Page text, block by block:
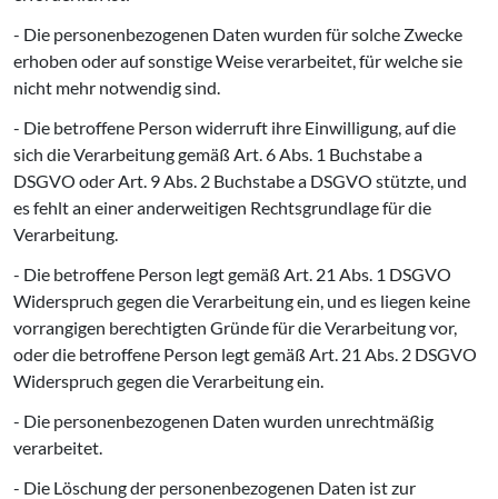
- Die personenbezogenen Daten wurden für solche Zwecke
erhoben oder auf sonstige Weise verarbeitet, für welche sie
nicht mehr notwendig sind.
- Die betroffene Person widerruft ihre Einwilligung, auf die
sich die Verarbeitung gemäß Art. 6 Abs. 1 Buchstabe a
DSGVO oder Art. 9 Abs. 2 Buchstabe a DSGVO stützte, und
es fehlt an einer anderweitigen Rechtsgrundlage für die
Verarbeitung.
- Die betroffene Person legt gemäß Art. 21 Abs. 1 DSGVO
Widerspruch gegen die Verarbeitung ein, und es liegen keine
vorrangigen berechtigten Gründe für die Verarbeitung vor,
oder die betroffene Person legt gemäß Art. 21 Abs. 2 DSGVO
Widerspruch gegen die Verarbeitung ein.
- Die personenbezogenen Daten wurden unrechtmäßig
verarbeitet.
- Die Löschung der personenbezogenen Daten ist zur